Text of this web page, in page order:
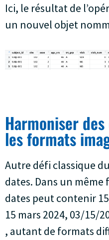
Ici, le résultat de
un nouvel objet
Harmoniser
les formats
Autre défi classique
dates. Dans un
dates peut contenir
15 mars 2024, 03/15/
, autant de formats